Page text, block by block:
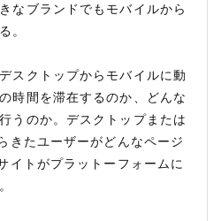
なブランドでもモバイルから
。
スクトップからモバイルに動
時間を滞在するのか、どんな
うのか。デスクトップまたは
きたユーザーがどんなページ
イトがプラットーフォームに